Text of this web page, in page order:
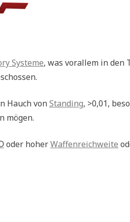
Systeme, was vorallem in den
Hauch vonStanding, >0,01,
mögen.
oder hoherWaffenreichweite